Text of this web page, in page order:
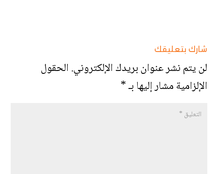
شارك بتعليقك
لن يتم نشر عنوان بريدك الإلكتروني.الحقول
الإلزامية مشار إليها بـ*